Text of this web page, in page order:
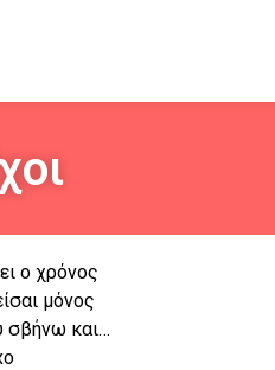
ο χρόνος
μόνος
σβήνω και…